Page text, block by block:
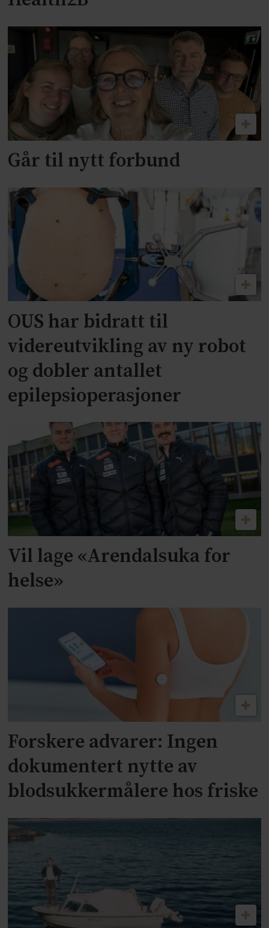
Går til nytt forbund
OUS har bidratt til
videreutvikling av ny robot
og dobler antallet
epilepsioperasjoner
Vil lage «Arendalsuka for
helse»
Forskere advarer: Ingen
dokumentert nytte av
blodsukkermålere hos friske